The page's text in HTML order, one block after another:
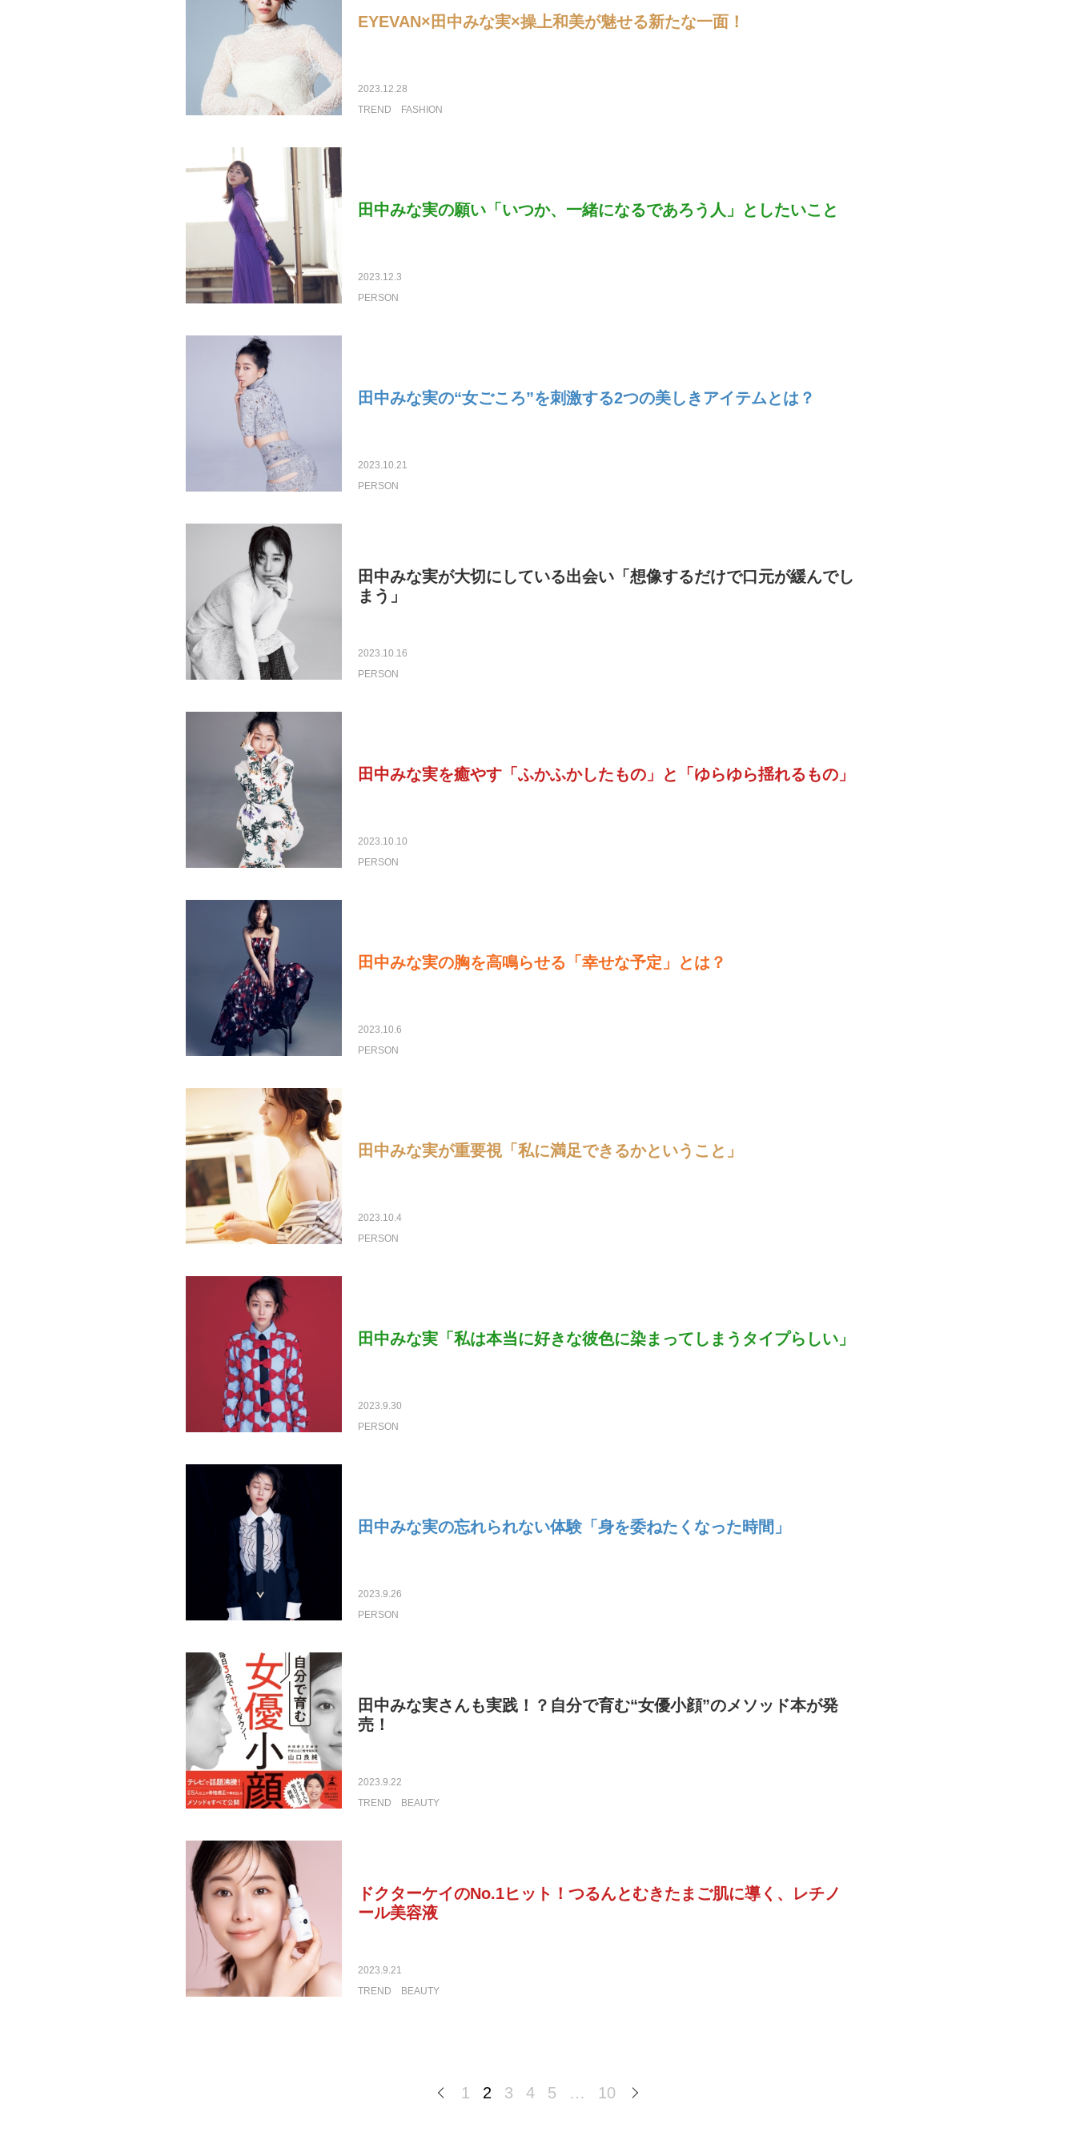
EYEVAN×田中みな実×操上和美が魅せる新たな一面！
2023.12.28
TREND
FASHION
田中みな実の願い「いつか、一緒になるであろう人」としたいこと
2023.12.3
PERSON
田中みな実の“女ごころ”を刺激する2つの美しきアイテムとは？
2023.10.21
PERSON
田中みな実が大切にしている出会い「想像するだけで口元が緩んでし
まう」
2023.10.16
PERSON
田中みな実を癒やす「ふかふかしたもの」と「ゆらゆら揺れるもの」
2023.10.10
PERSON
田中みな実の胸を高鳴らせる「幸せな予定」とは？
2023.10.6
PERSON
田中みな実が重要視「私に満足できるかということ」
2023.10.4
PERSON
田中みな実「私は本当に好きな彼色に染まってしまうタイプらしい」
2023.9.30
PERSON
田中みな実の忘れられない体験「身を委ねたくなった時間」
2023.9.26
PERSON
田中みな実さんも実践！？自分で育む“女優小顔”のメソッド本が発
売！
2023.9.22
TREND
BEAUTY
ドクターケイのNo.1ヒット！つるんとむきたまご肌に導く、レチノ
ール美容液
2023.9.21
TREND
BEAUTY
1 2 3 4 5 … 10